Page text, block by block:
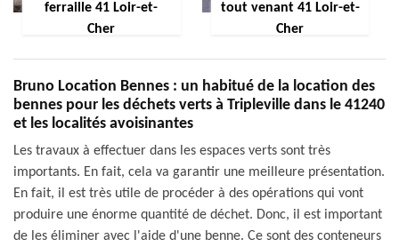
ferraille 41 Loir-et-
Cher
tout venant 41 Loir-et-
Cher
Bruno Location Bennes : un habitué de la location des
bennes pour les déchets verts à Tripleville dans le 41240
et les localités avoisinantes
Les travaux à effectuer dans les espaces verts sont très
importants. En fait, cela va garantir une meilleure présentation.
En fait, il est très utile de procéder à des opérations qui vont
produire une énorme quantité de déchet. Donc, il est important
de les éliminer avec l'aide d'une benne. Ce sont des conteneurs